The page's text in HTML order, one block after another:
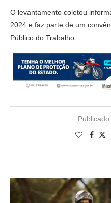
O levantamento coletou
2024 e faz parte de um
Público do Trabalho.
Publicado: